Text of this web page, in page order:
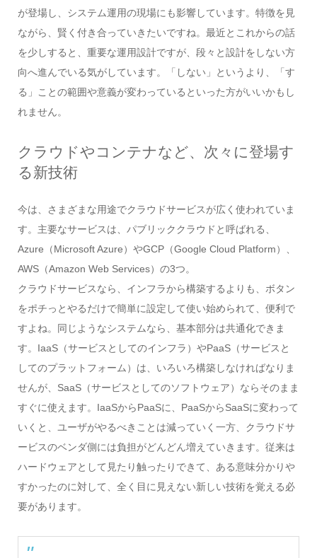
が登場し、システム運用の現場にも影響しています。特徴を見
ながら、賢く付き合っていきたいですね。最近とこれからの話
を少しすると、重要な運用設計ですが、段々と設計をしない方
向へ進んでいる気がしています。「しない」というより、「す
る」ことの範囲や意義が変わっているといった方がいいかもし
れません。
クラウドやコンテナなど、次々に登場す
る新技術
今は、さまざまな用途でクラウドサービスが広く使われていま
す。主要なサービスは、パブリッククラウドと呼ばれる、
Azure（Microsoft Azure）やGCP（Google Cloud Platform）、
AWS（Amazon Web Services）の3つ。
クラウドサービスなら、インフラから構築するよりも、ボタン
をポチっとやるだけで簡単に設定して使い始められて、便利で
すよね。同じようなシステムなら、基本部分は共通化できま
す。IaaS（サービスとしてのインフラ）やPaaS（サービスと
してのプラットフォーム）は、いろいろ構築しなければなりま
せんが、SaaS（サービスとしてのソフトウェア）ならそのまま
すぐに使えます。IaaSからPaaSに、PaaSからSaaSに変わって
いくと、ユーザがやるべきことは減っていく一方、クラウドサ
ービスのベンダ側には負担がどんどん増えていきます。従来は
ハードウェアとして見たり触ったりできて、ある意味分かりや
すかったのに対して、全く目に見えない新しい技術を覚える必
要があります。